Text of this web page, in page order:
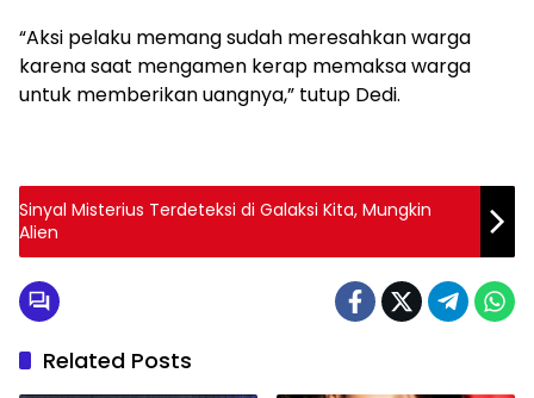
“Aksi pelaku memang sudah meresahkan warga
karena saat mengamen kerap memaksa warga
untuk memberikan uangnya,” tutup Dedi.
Sinyal Misterius Terdeteksi di Galaksi Kita, Mungkin
Alien
Related Posts